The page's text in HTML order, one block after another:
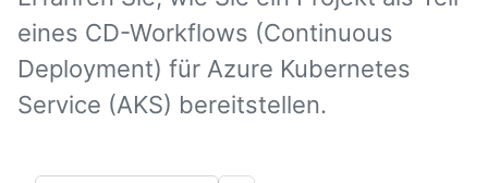
eines CD-Workflows (Continuous
Deployment) für Azure Kubernetes
Service (AKS) bereitstellen.